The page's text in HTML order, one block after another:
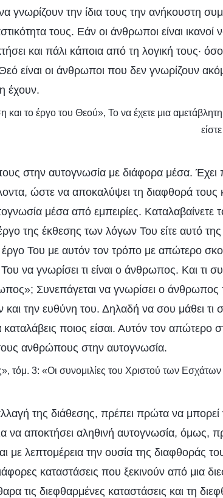
να γνωρίζουν την ίδια τους την ανήκουστη
τους. Εάν οι άνθρωποι είναι
και πάλι κάποια από τη λογική τους·
είναι οι άνθρωποι που δεν γνωρίζουν
έχουν.
το έργο του Θεού», Το να έχετε μια
στην αυτογνωσία με διάφορα μέσα. Έχει
ώστε να αποκαλύψει τη διαφθορά τους
μέσα από εμπειρίες.
της έκθεσης των λόγων Του είτε αυτό της
Του με αυτόν τον τρόπο με απώτερο
να γνωρίσει τι είναι ο άνθρωπος. Και τι
Συνεπάγεται να γνωρίσει ο άνθρωπος
την ευθύνη του. Δηλαδή να σου μάθει τι
ποιος είσαι. Αυτόν τον απώτερο
ανθρώπους στην αυτογνωσία.
τόμ. 3: «Οι συνομιλίες του Χριστού των
της διάθεσης, πρέπει πρώτα να
να αποκτήσει αληθινή αυτογνωσία, όμως,
με λεπτομέρεια την ουσία της διαφθοράς
καταστάσεις που ξεκινούν από μια
τις διεφθαρμένες καταστάσεις και τη